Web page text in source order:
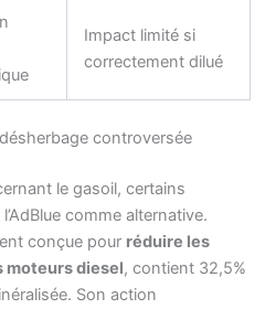
Impact limité si
correctement dilué
controversée
le gasoil, certains
comme alternative.
conçue pour réduire les
moteurs diesel, contient 32,5%
Son action